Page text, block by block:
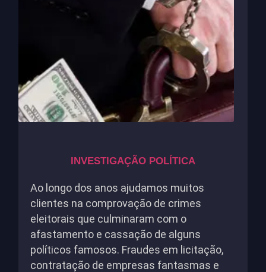
INVESTIGAÇÃO POLÍTICA
Ao longo dos anos ajudamos muitos
clientes na comprovação de crimes
eleitorais que culminaram com o
afastamento e cassação de alguns
políticos famosos. Fraudes em licitação,
contratação de empresas fantasmas e